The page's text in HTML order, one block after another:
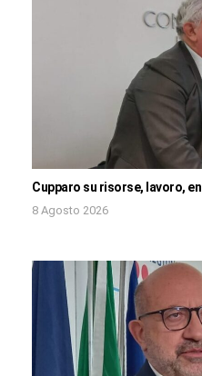
Cupparo su risorse, lavoro,
8 Agosto 2026